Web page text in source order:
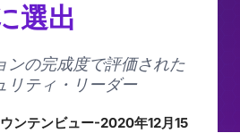
選出
ンの完成度で評価された
リティ・リーダー
ンテンビュー-2020年12月15